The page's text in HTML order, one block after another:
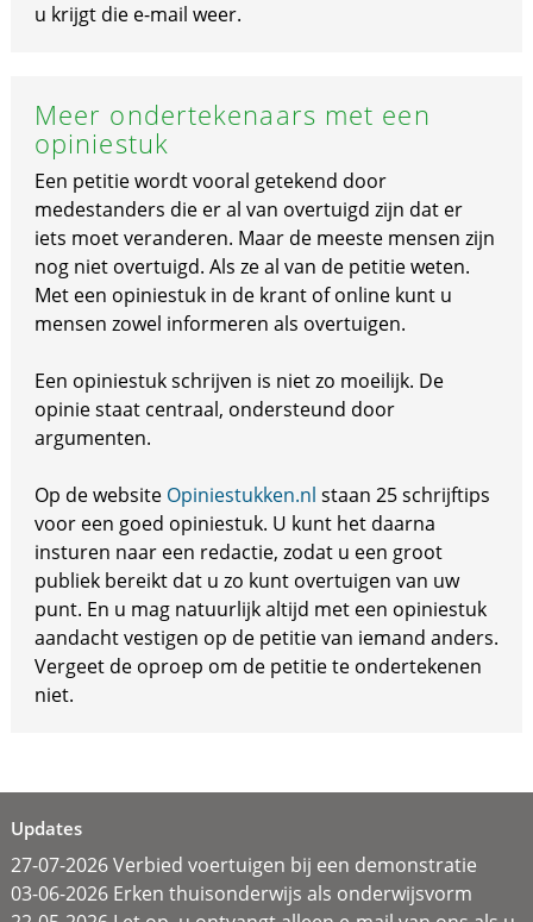
u krijgt die e-mail weer.
Meer ondertekenaars met een
opiniestuk
Een petitie wordt vooral getekend door
medestanders die er al van overtuigd zijn dat er
iets moet veranderen. Maar de meeste mensen zijn
nog niet overtuigd. Als ze al van de petitie weten.
Met een opiniestuk in de krant of online kunt u
mensen zowel informeren als overtuigen.
Een opiniestuk schrijven is niet zo moeilijk. De
opinie staat centraal, ondersteund door
argumenten.
Op de website Opiniestukken.nl staan 25 schrijftips
voor een goed opiniestuk. U kunt het daarna
insturen naar een redactie, zodat u een groot
publiek bereikt dat u zo kunt overtuigen van uw
punt. En u mag natuurlijk altijd met een opiniestuk
aandacht vestigen op de petitie van iemand anders.
Vergeet de oproep om de petitie te ondertekenen
niet.
Updates
27-07-2026 Verbied voertuigen bij een demonstratie
03-06-2026 Erken thuisonderwijs als onderwijsvorm